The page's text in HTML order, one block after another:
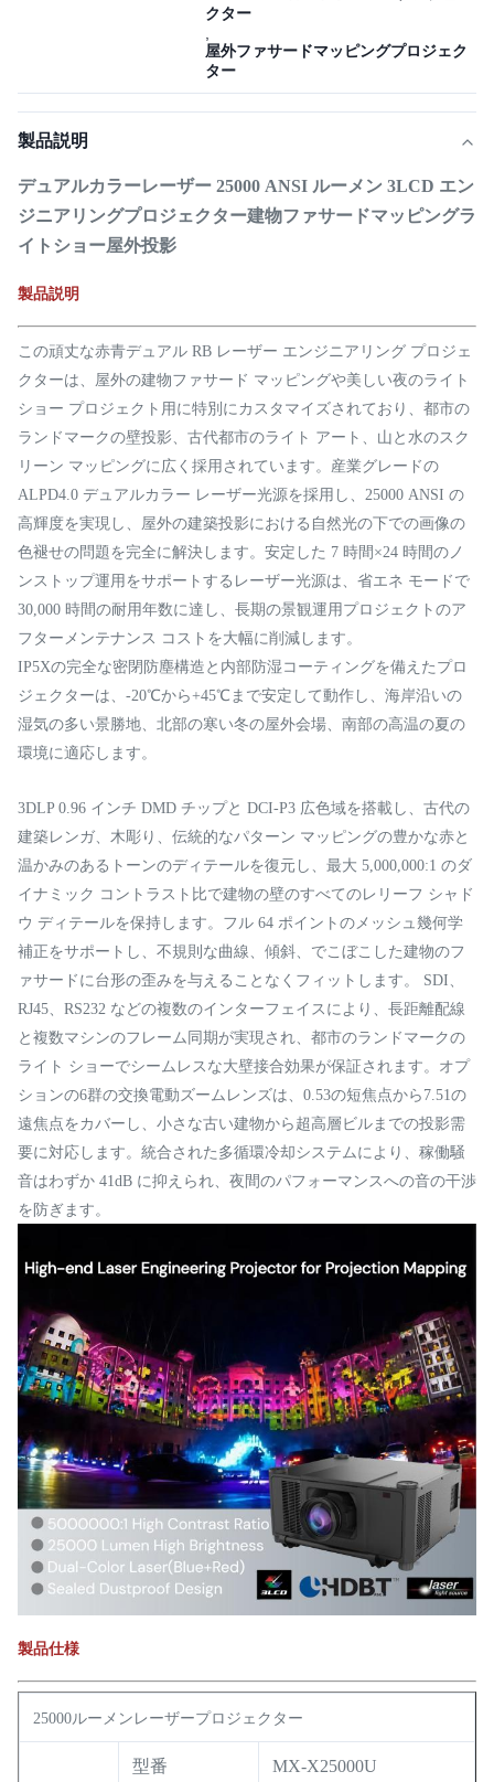
クター
屋外ファサードマッピングプロジェク
ター
製品説明
デュアルカラーレーザー 25000 ANSI ルーメン 3LCD エン
ジニアリングプロジェクター建物ファサードマッピングラ
イトショー屋外投影
製品説明
この頑丈な赤青デュアル RB レーザー エンジニアリング プロジェ
クターは、屋外の建物ファサード マッピングや美しい夜のライト
ショー プロジェクト用に特別にカスタマイズされており、都市の
ランドマークの壁投影、古代都市のライト アート、山と水のスク
リーン マッピングに広く採用されています。産業グレードの
ALPD4.0 デュアルカラー レーザー光源を採用し、25000 ANSI の
高輝度を実現し、屋外の建築投影における自然光の下での画像の
色褪せの問題を完全に解決します。安定した 7 時間×24 時間のノ
ンストップ運用をサポートするレーザー光源は、省エネ モードで
30,000 時間の耐用年数に達し、長期の景観運用プロジェクトのア
フターメンテナンス コストを大幅に削減します。
IP5Xの完全な密閉防塵構造と内部防湿コーティングを備えたプロ
ジェクターは、-20℃から+45℃まで安定して動作し、海岸沿いの
湿気の多い景勝地、北部の寒い冬の屋外会場、南部の高温の夏の
環境に適応します。
3DLP 0.96 インチ DMD チップと DCI-P3 広色域を搭載し、古代の
建築レンガ、木彫り、伝統的なパターン マッピングの豊かな赤と
温かみのあるトーンのディテールを復元し、最大 5,000,000:1 のダ
イナミック コントラスト比で建物の壁のすべてのレリーフ シャド
ウ ディテールを保持します。フル 64 ポイントのメッシュ幾何学
補正をサポートし、不規則な曲線、傾斜、でこぼこした建物のフ
ァサードに台形の歪みを与えることなくフィットします。 SDI、
RJ45、RS232 などの複数のインターフェイスにより、長距離配線
と複数マシンのフレーム同期が実現され、都市のランドマークの
ライト ショーでシームレスな大壁接合効果が保証されます。オプ
ションの6群の交換電動ズームレンズは、0.53の短焦点から7.51の
遠焦点をカバーし、小さな古い建物から超高層ビルまでの投影需
要に対応します。統合された多循環冷却システムにより、稼働騒
音はわずか 41dB に抑えられ、夜間のパフォーマンスへの音の干渉
を防ぎます。
製品仕様
25000ルーメンレーザープロジェクター
型番 MX-X25000U